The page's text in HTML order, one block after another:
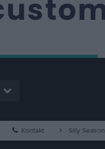
Kontakt Silly Season